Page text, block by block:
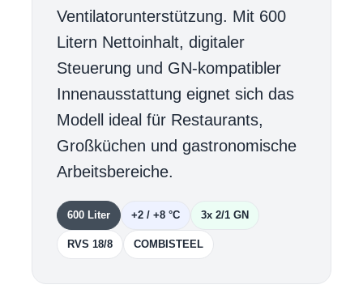
Ventilatorunterstützung. Mit 600
Litern Nettoinhalt, digitaler
Steuerung und GN-kompatibler
Innenausstattung eignet sich das
Modell ideal für Restaurants,
Großküchen und gastronomische
Arbeitsbereiche.
600 Liter +2 / +8 °C 3x 2/1 GN
RVS 18/8 COMBISTEEL